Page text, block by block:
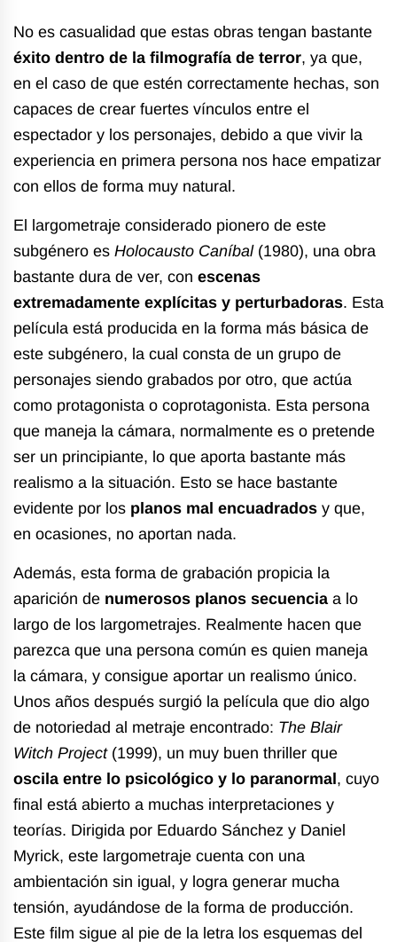
No es casualidad que estas obras tengan bastante
éxito dentro de la filmografía de terror, ya que,
en el caso de que estén correctamente hechas, son
capaces de crear fuertes vínculos entre el
espectador y los personajes, debido a que vivir la
experiencia en primera persona nos hace empatizar
con ellos de forma muy natural.
El largometraje considerado pionero de este
subgénero es Holocausto Caníbal (1980), una obra
bastante dura de ver, con escenas
extremadamente explícitas y perturbadoras. Esta
película está producida en la forma más básica de
este subgénero, la cual consta de un grupo de
personajes siendo grabados por otro, que actúa
como protagonista o coprotagonista. Esta persona
que maneja la cámara, normalmente es o pretende
ser un principiante, lo que aporta bastante más
realismo a la situación. Esto se hace bastante
evidente por los planos mal encuadrados y que,
en ocasiones, no aportan nada.
Además, esta forma de grabación propicia la
aparición de numerosos planos secuenciaa lo
largo de los largometrajes. Realmente hacen que
parezca que una persona común es quien maneja
la cámara, y consigue aportar un realismo único.
Unos años después surgió la película que dio algo
de notoriedad al metraje encontrado: The Blair
Witch Project(1999), un muy buen thriller que
oscila entre lo psicológico y lo paranormal , cuyo
final está abierto a muchas interpretaciones y
teorías. Dirigida por Eduardo Sánchez y Daniel
Myrick, este largometraje cuenta con una
ambientación sin igual, y logra generar mucha
tensión, ayudándose de la forma de producción.
Este film sigue al pie de la letra los esquemas del